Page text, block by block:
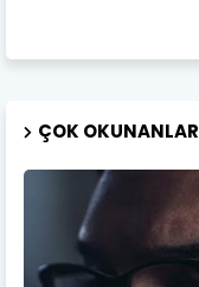
ÇOK OKUNANLAR